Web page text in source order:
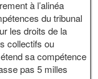
à l’alinéa
du tribunal
les droits de la
collectifs ou
sa compétence
pas 5 milles